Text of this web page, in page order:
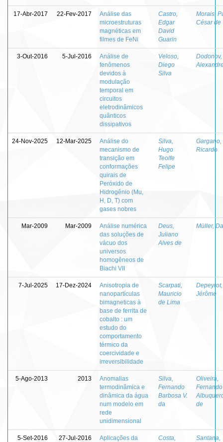
17-Abr-2017 22-Fev-2017
Análise das
microestruturas
magnéticas em
filmes de FeNi
Castro,
Edgar
David
Guarin
Morais,
César de
3-Out-2016 5-Jul-2016
Análise de
fenômenos
devidos à
modulação
temporal em
circuitos
eletrodinâmicos
quânticos
dissipativos
Veloso,
Diego
Silva
Dodonov,
24-Nov-2025 12-Mar-2025
Análise do
mecanismo de
transição em
conformações
quirais de
Peróxido de
Hidrogênio (Mu,
H, D, T) com
gases nobres
Silva,
Hugo
Teolfe
Felipe
Gargano,
Ricardo
Mar-2009 Mar-2009
Análise numérica
das soluções de
vácuo dos
universos
homogêneos de
Biachi VII
Deus,
Juliano
Alves de
Müller,
7-Jul-2025 17-Dez-2024
Anisotropia de
nanopartículas
bimagneticas à
base de ferrita de
cobalto : um
estudo do
comportamento
térmico da
coercividade e
irreversibilidade
Scarpati,
Mauricio
de Lima
Depeyrot,
Jérôme
5-Ago-2013 2013
Anomalias
termodinâmica e
dinâmica da água
num modelo em
rede
unidimensional
Silva,
Fernando
Barbosa V.
da
Oliveira,
Fernando
de
5-Set-2016 27-Jul-2016
Aplicações da
Costa,
Santana,